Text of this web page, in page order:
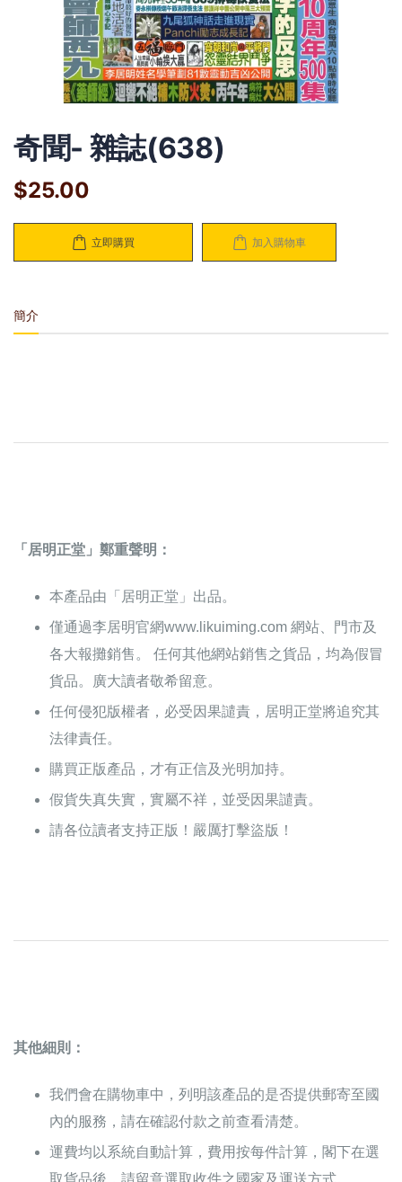
奇聞- 雜誌(638)
$25.00
立即購買 加入購物車
簡介
「居明正堂」鄭重聲明：
本產品由「居明正堂」出品。
僅通過李居明官網www.likuiming.com 網站、門市及
各大報攤銷售。 任何其他網站銷售之貨品，均為假冒
貨品。廣大讀者敬希留意。
任何侵犯版權者，必受因果譴責，居明正堂將追究其
法律責任。
購買正版產品，才有正信及光明加持。
假貨失真失實，實屬不祥，並受因果譴責。
請各位讀者支持正版！嚴厲打擊盜版！
其他細則：
我們會在購物車中，列明該產品的是否提供郵寄至國
內的服務，請在確認付款之前查看清楚。
運費均以系統自動計算，費用按每件計算，閣下在選
取貨品後，請留意選取收件之國家及運送方式。